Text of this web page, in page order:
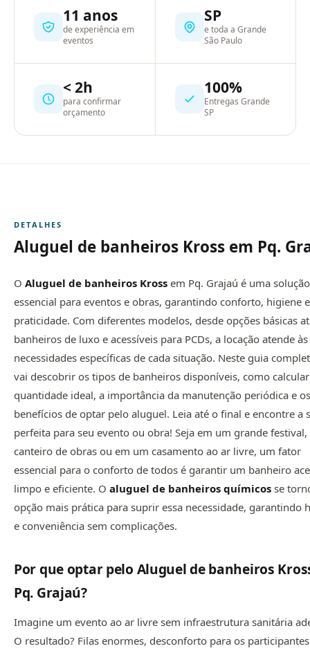
11 anos
de experiência em
eventos
SP
e toda a Grande
São Paulo
< 2h
para confirmar
orçamento
100%
Entregas Grande
SP
DETALHES
Aluguel de banheiros Kross em Pq.
O Aluguel de banheiros Kross em Pq. Grajaú é uma solução
essencial para eventos e obras, garantindo conforto, higiene e
praticidade. Com diferentes modelos, desde opções básicas
banheiros de luxo e acessíveis para PCDs, a locação atende às
necessidades específicas de cada situação. Neste guia
vai descobrir os tipos de banheiros disponíveis, como
quantidade ideal, a importância da manutenção periódica e os
benefícios de optar pelo aluguel. Leia até o final e encontre a
perfeita para seu evento ou obra! Seja em um grande
canteiro de obras ou em um casamento ao ar livre, um fator
essencial para o conforto de todos é garantir um banheiro
limpo e eficiente. O aluguel de banheiros químicos se
opção mais prática para suprir essa necessidade, garantindo
e conveniência sem complicações.
Por que optar pelo Aluguel de banheiros
Pq. Grajaú?
Imagine um evento ao ar livre sem infraestrutura sanitária
O resultado? Filas enormes, desconforto para os